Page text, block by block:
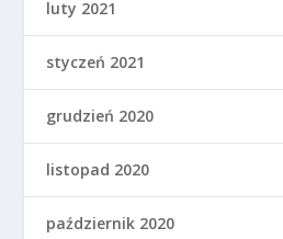
luty 2021
styczeń 2021
grudzień 2020
listopad 2020
październik 2020